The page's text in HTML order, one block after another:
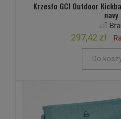
Krzesło GCI Outdoor
navy
297,42 zł
Do